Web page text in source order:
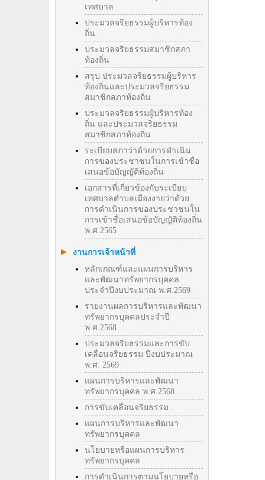
เทศบาล
ประมวลจริยธรรมผู้บริหารท้อง
ถิ่น
ประมวลจริยธรรมสมาชิกสภา
ท้องถิ่น
สรุป ประมวลจริยธรรมผู้บริหาร
ท้องถิ่นและประมวลจริยธรรม
สมาชิกสภาท้องถิ่น
ประมวลจริยธรรมผู้บริหารท้อง
ถิ่น และประมวลจริยธรรม
สมาชิกสภาท้องถิ่น
ระเบียบสภาว่าด้วยการดำเนิน
การของประชาชนในการเข้าชื่อ
เสนอข้อบัญญัติท้องถิ่น
เอกสารที่เกี่ยวข้องกับระเบียบ
เทศบาลตำบลเมืองงายว่าด้วย
การดำเนินการของประชาชนใน
การเข้าชื่อเสนอข้อบัญญัติท้องถิ่น
พ.ศ.2565
งานการเจ้าหน้าที่
หลักเกณฑ์และแผนการบริหาร
และพัฒนาทรัพยากรบุคคล
ประจำปีงบประมาณ พ.ศ.2569
รายงานผลการบริหารและพัฒนา
ทรัพยากรบุคคลประจำปี
พ.ศ.2568
ประมวลจริยธรรมและการขับ
เคลื่อนจริยธรรม ปีงบประมาณ
พ.ศ. 2569
แผนการบริหารและพัฒนา
ทรัพยากรบุคคล พ.ศ.2568
การขับเคลื่อนจริยธรรม
แผนการบริหารและพัฒนา
ทรัพยากรบุคคล
นโยบายหรือแผนการบริหาร
ทรัพยากรบุคคล
การดำเนินการตามนโยบายหรือ